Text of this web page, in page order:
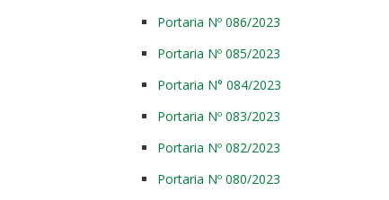
Portaria Nº 086/2023
Portaria Nº 085/2023
Portaria N° 084/2023
Portaria Nº 083/2023
Portaria Nº 082/2023
Portaria Nº 080/2023